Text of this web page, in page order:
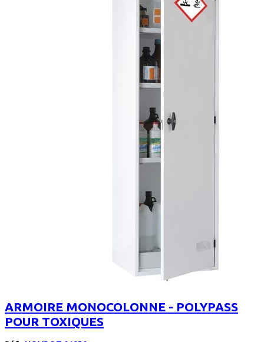
ARMOIRE MONOCOLONNE - POLYPASS
POUR TOXIQUES